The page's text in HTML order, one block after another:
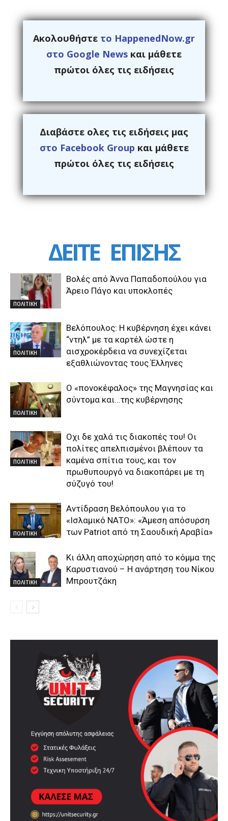
Ακολουθήστε το HappenedNow.gr
στο Google News και μάθετε
πρώτοι όλες τις ειδήσεις
Διαβάστε ολες τις ειδήσεις μας
στο Facebook Group και μάθετε
πρώτοι όλες τις ειδήσεις
ΔΕΙΤΕ ΕΠΙΣΗΣ
ΠΟΛΙΤΙΚΗ
Βολές από Άννα Παπαδοπούλου για
Άρειο Πάγο και υποκλοπές
ΠΟΛΙΤΙΚΗ
Βελόπουλος: Η κυβέρνηση έχει κάνει
“ντηλ” με τα καρτέλ ώστε η
αισχροκέρδεια να συνεχίζεται
εξαθλιώνοντας τους Έλληνες
ΠΟΛΙΤΙΚΗ
Ο «πονοκέφαλος» της Μαγνησίας και
σύντομα και…της κυβέρνησης
ΠΟΛΙΤΙΚΗ
Οχι δε χαλά τις διακοπές του! Οι
πολίτες απελπισμένοι βλέπουν τα
καμένα σπίτια τους, και τον
πρωθυπουργό να διακοπάρει με τη
σύζυγό του!
ΠΟΛΙΤΙΚΗ
Αντίδραση Βελόπουλου για το
«Ισλαμικό ΝΑΤΟ»: «Άμεση απόσυρση
των Patriot από τη Σαουδική Αραβία»
ΠΟΛΙΤΙΚΗ
Κι άλλη αποχώρηση από το κόμμα της
Καρυστιανού – Η ανάρτηση του Νίκου
Μπρουτζάκη